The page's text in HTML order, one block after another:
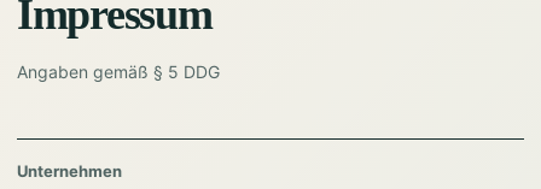
Impressum
Angaben gemäß § 5 DDG
Unternehmen